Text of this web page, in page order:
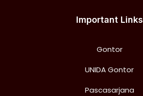
Important Links
Gontor
UNIDA Gontor
Pascasarjana